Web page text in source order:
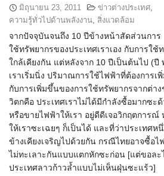
มิถุนายน 23, 2011 ข่าวต่างประเทศ,
ความรู้ทั่วไปด้านพลังงาน, สิ่งแวดล้อม
จากปัจจุบันจนถึง 10 ปีข้างหน้าสัดส่วนการ
ใช้ทรัพยากรของประเทศเราเอง กับการใ
ใกล้เคียงกัน แต่หลังจาก 10 ปีเป็นต้นไป (ปี
เราเริ่มนิ่ง ปริมาณการใช้ไฟฟ้าที่ต้องการ
กับการเพิ่มขึ้นของการใช้ทรัพยากรจากต่า
วิตกคือ ประเทศเราไม่ได้มีกำลังซื้อมากซะ
หรือขายไฟฟ้าให้เรา อยู่ดีดีเจอวิกฤตการณ์
ให้เราซะเฉยๆ ก็เป็นได้ และที่ว่าประเทศห
ข้างเคียงเจริญไปด้วยกัน กรณีไทยอาจซื้อไ
ไม่ทะเลาะกันแบบแตกหักซะก่อน [แต่ขอละ
ประเทศลาวก้าวล้ำแบบไม่เห็นฝุ่นซะแร้ว]